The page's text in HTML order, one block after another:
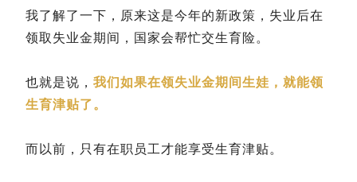
我了解了一下，原来这是今年的新政策，失业后在
领取失业金期间，国家会帮忙交生育险。
也就是说， 我们如果在领失业金期间生娃，就能领
生育津贴了。
而以前，只有在职员工才能享受生育津贴。